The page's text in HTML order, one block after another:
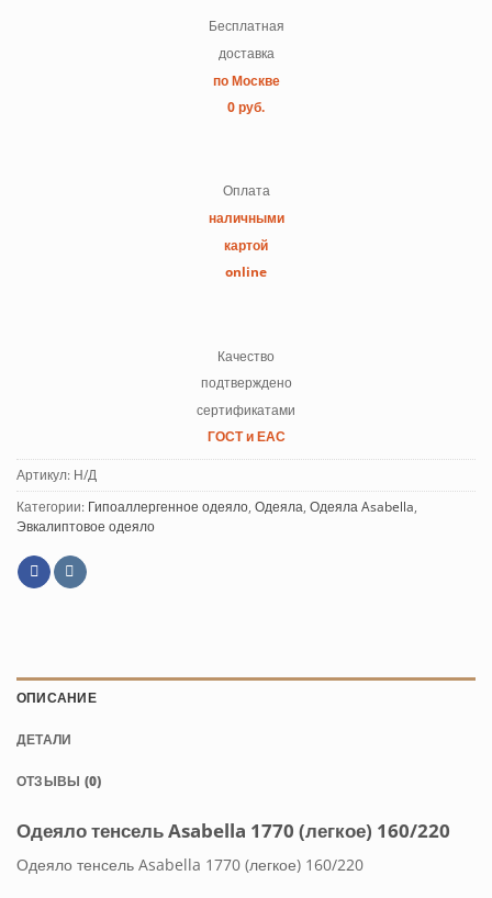
Бесплатная
доставка
по Москве
0 руб.
Оплата
наличными
картой
online
Качество
подтверждено
сертификатами
ГОСТ и ЕАС
Артикул: Н/Д
Категории: Гипоаллергенное одеяло, Одеяла, Одеяла Asabella,
Эвкалиптовое одеяло
ОПИСАНИЕ
ДЕТАЛИ
ОТЗЫВЫ (0)
Одеяло тенсель Asabella 1770 (легкое) 160/220
Одеяло тенсель Asabella 1770 (легкое) 160/220